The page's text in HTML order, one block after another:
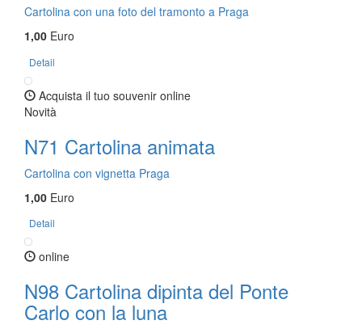
Cartolina con una foto del tramonto a Praga
1,00 Euro
Detail
Acquista il tuo souvenir online
Novità
N71 Cartolina animata
Cartolina con vignetta Praga
1,00 Euro
Detail
online
N98 Cartolina dipinta del Ponte
Carlo con la luna